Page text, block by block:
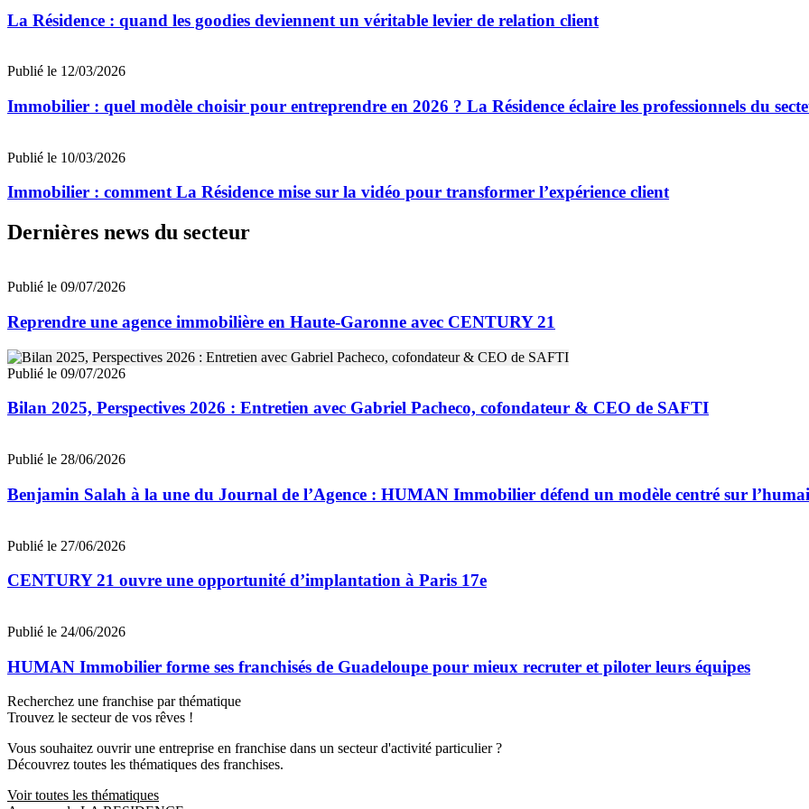
La Résidence : quand les goodies deviennent un véritable levier de relation client
Publié le 12/03/2026
Immobilier : quel modèle choisir pour entreprendre en 2026 ? La Résidence éclaire les professionnels du
Publié le 10/03/2026
Immobilier : comment La Résidence mise sur la vidéo pour transformer l’expérience client
Dernières news du secteur
Publié le 09/07/2026
Reprendre une agence immobilière en Haute-Garonne avec CENTURY 21
Publié le 09/07/2026
Bilan 2025, Perspectives 2026 : Entretien avec Gabriel Pacheco, cofondateur & CEO de SAFTI
Publié le 28/06/2026
Benjamin Salah à la une du Journal de l’Agence : HUMAN Immobilier défend un modèle centré sur
Publié le 27/06/2026
CENTURY 21 ouvre une opportunité d’implantation à Paris 17e
Publié le 24/06/2026
HUMAN Immobilier forme ses franchisés de Guadeloupe pour mieux recruter et piloter leurs équipes
Recherchez une franchise par thématique
Trouvez le secteur de vos rêves !
Vous souhaitez ouvrir une entreprise en franchise dans un secteur d'activité particulier ?
Découvrez toutes les thématiques des franchises.
Voir toutes les thématiques